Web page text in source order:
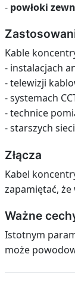
- powłoki
Kable
- instalacjach
- telewizji
- systemach
- technice
- starszych
Złącza
Kabel
zapamiętać, że
Ważne
Istotnym
może